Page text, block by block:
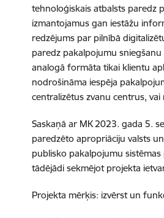
tehnoloģiskais atbalsts paredz
izmantojamus gan iestāžu
redzējums par pilnībā
paredz pakalpojumu
analogā formāta tikai klientu
nodrošināma iespēja
centralizētus zvanu centrus, vai
Saskaņā ar MK 2023. gada 5.
paredzēto apropriāciju valsts
publisko pakalpojumu sistēmas
tādējādi sekmējot projekta
Projekta mērķis: izvērst un